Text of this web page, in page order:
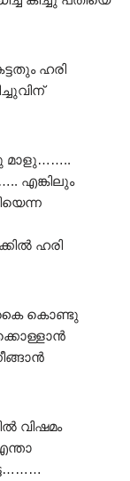
ഹരി
മാളു……..
എങ്കിലും
ഹരി
കൈ കൊണ്ടു
വിഷമം